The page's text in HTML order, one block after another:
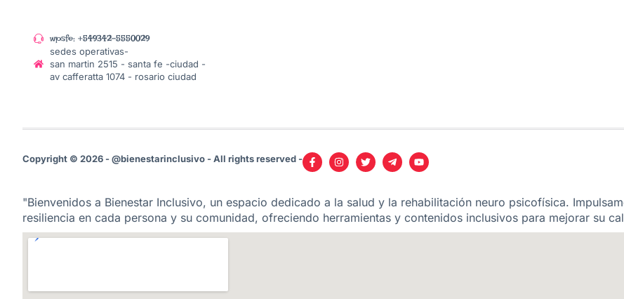
wpsfe: +549342-5550029
sedes operativas-
san martin 2515 - santa fe -ciudad -
av cafferatta 1074 - rosario ciudad
Copyright © 2026 - @bienestarinclusivo - All rights reserved -
"Bienvenidos a Bienestar Inclusivo, un espacio dedicado a la salud y la rehabilitación neuro psicofísica.
resiliencia en cada persona y su comunidad, ofreciendo herramientas y contenidos inclusivos para mejorar su